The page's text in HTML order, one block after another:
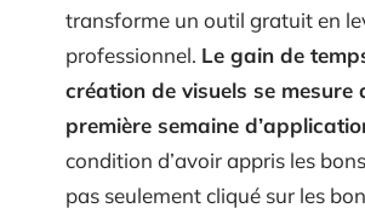
transforme un outil gratuit en
professionnel. Le gain de
création de visuels se mesure
première semaine
condition d’avoir appris les
pas seulement cliqué sur les